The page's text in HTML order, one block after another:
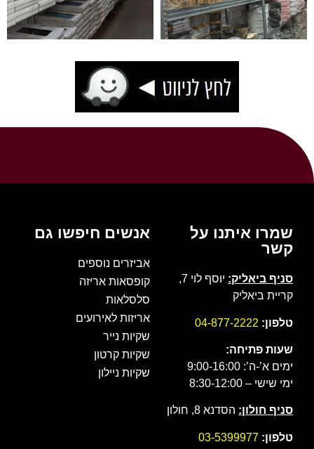
שמרו איתנו על
קשר
סניף ביאליק:
יוסף לוי 7,
קריית ביאליק
טלפון: 04-877-2222
שעות פתיחה:
ימים א’-ה’: 9:00-16:00
ימי שישי – 8:30-12:00
סניף חולון: הסדנא 8, חולון
טלפון: 03-5399977
אנשים חיפשו גם
אביזרים נוספים
קופסאות אריזה
סלסלאות
אריזות לאירועים
שקיות נייר
שקיות קרטון
שקיות ניילון